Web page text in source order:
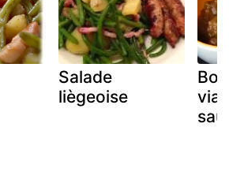
Salade
liègeoise